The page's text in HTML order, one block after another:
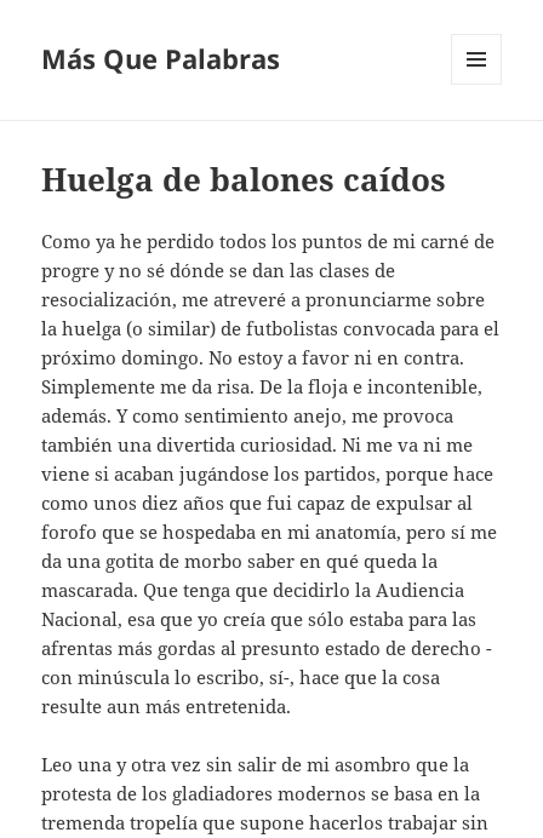
Más Que Palabras
Huelga de balones caídos
Como ya he perdido todos los puntos de mi carné de
progre y no sé dónde se dan las clases de
resocialización, me atreveré a pronunciarme sobre
la huelga (o similar) de futbolistas convocada para el
próximo domingo. No estoy a favor ni en contra.
Simplemente me da risa. De la floja e incontenible,
además. Y como sentimiento anejo, me provoca
también una divertida curiosidad. Ni me va ni me
viene si acaban jugándose los partidos, porque hace
como unos diez años que fui capaz de expulsar al
forofo que se hospedaba en mi anatomía, pero sí me
da una gotita de morbo saber en qué queda la
mascarada. Que tenga que decidirlo la Audiencia
Nacional, esa que yo creía que sólo estaba para las
afrentas más gordas al presunto estado de derecho -
con minúscula lo escribo, sí-, hace que la cosa
resulte aun más entretenida.
Leo una y otra vez sin salir de mi asombro que la
protesta de los gladiadores modernos se basa en la
tremenda tropelía que supone hacerlos trabajar sin